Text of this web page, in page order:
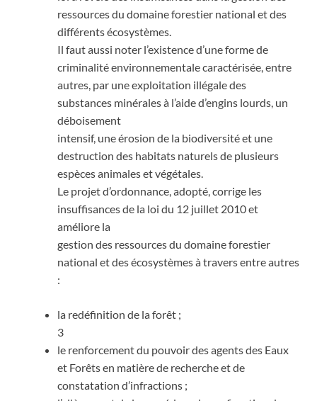
ressources du domaine forestier national et des
différents écosystèmes.
Il faut aussi noter l’existence d’une forme de
criminalité environnementale caractérisée, entre
autres, par une exploitation illégale des
substances minérales à l’aide d’engins lourds, un
déboisement
intensif, une érosion de la biodiversité et une
destruction des habitats naturels de plusieurs
espèces animales et végétales.
Le projet d’ordonnance, adopté, corrige les
insuffisances de la loi du 12 juillet 2010 et
améliore la
gestion des ressources du domaine forestier
national et des écosystèmes à travers entre autres
:
la redéfinition de la forêt ;
3
le renforcement du pouvoir des agents des Eaux
et Forêts en matière de recherche et de
constatation d’infractions ;